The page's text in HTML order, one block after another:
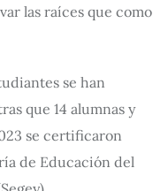
las raíces que como
se han
que 14 alumnas y
se certificaron
de Educación del